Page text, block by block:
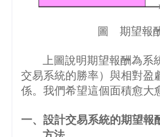
圖 期望報
上圖說明期望報酬為系
交易系統的勝率）與相對盈
係。我們希望這個面積愈大
一、設計交易系統的期望報